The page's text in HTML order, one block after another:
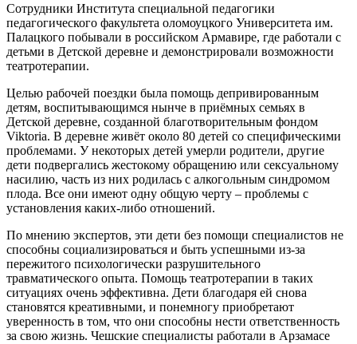
Сотрудники Института специальной педагогики
педагогического факультета оломоуцкого Университета им.
Палацкого побывали в российском Армавире, где работали с
детьми в Детской деревне и демонстрировали возможности
театротерапии.
Целью рабочей поездки была помощь депривированным
детям, воспитывающимся нынче в приёмных семьях в
Детской деревне, созданной благотворительным фондом
Viktoria. В деревне живёт около 80 детей со специфическими
проблемами. У некоторых детей умерли родители, другие
дети подвергались жестокому обращению или сексуальному
насилию, часть из них родилась с алкогольным синдромом
плода. Все они имеют одну общую черту – проблемы с
установления каких-либо отношений.
По мнению экспертов, эти дети без помощи специалистов не
способны социализироваться и быть успешными из-за
пережитого психологически разрушительного
травматического опыта. Помощь театротерапии в таких
ситуациях очень эффективна. Дети благодаря ей снова
становятся креативными, и понемногу приобретают
уверенность в том, что они способны нести ответственность
за свою жизнь. Чешские специалисты работали в Арзамасе